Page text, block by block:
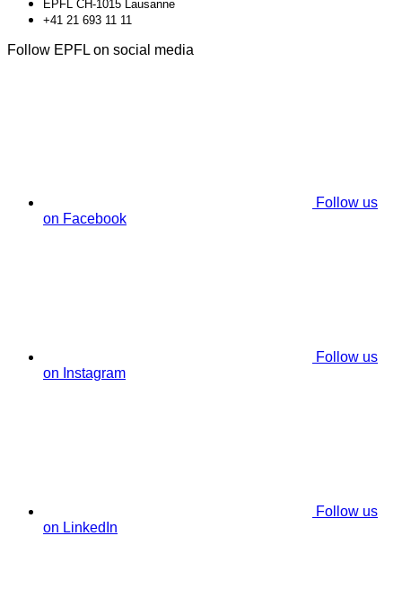
EPFL CH-1015 Lausanne
+41 21 693 11 11
Follow EPFL on social media
Follow us
on Facebook
Follow us
on Instagram
Follow us
on LinkedIn